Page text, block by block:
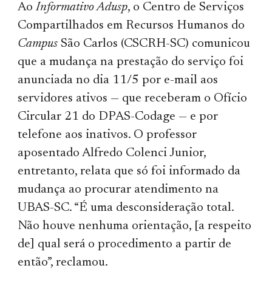
AoInformativo Adusp, o Centro de Serviços
Compartilhados em Recursos Humanos do
Campus São Carlos (CSCRH-SC) comunicou
que a mudança na prestação do serviço foi
anunciada no dia 11/5 por e-mail aos
servidores ativos — que receberam o Ofício
Circular 21 do DPAS-Codage — e por
telefone aos inativos. O professor
aposentado Alfredo Colenci Junior,
entretanto, relata que só foi informado da
mudança ao procurar atendimento na
UBAS-SC. “É uma desconsideração total.
Não houve nenhuma orientação, [a respeito
de] qual será o procedimento a partir de
então”, reclamou.